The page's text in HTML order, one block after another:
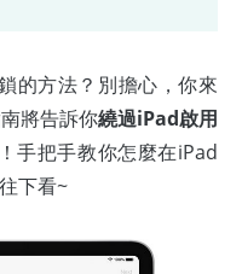
的方法？別擔心，你來
將告訴你繞過iPad啟用
手把手教你怎麼在iPad
下看~